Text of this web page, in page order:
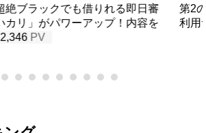
絶ブラックでも借りれる即日審
カリ」がパワーアップ！内容を
第2
利用